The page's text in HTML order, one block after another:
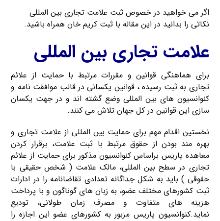
اگر می خواهید در خصوص ثبت علامت تجاری بین المللی
نکاتی را بدانید در این مقاله با ثبت کریم خان همراه باشید.
علامت تجاری بین المللی
برای هماهنگی قوانین و مقررات مرتبط با حمایت از علائم
تجاری به ثبت رسیده ، قوانین یکسانی در قالب موافقت نامه و
کنوانسیون های بین المللی وضع گشته اند و در جهت یکسان
سازی این قوانین در کل جهان تلاش می کنند.
نخستین اقدام مهم برای حمایت بین المللی از علامت تجاری و
بهره مند بودن از حقوق مرتبط با ثبت علامت، برقرار کردن
معاهده پاریس براساس کنوانسیون مذکور برای حمایت از علائم
تجاری در سطح بین المللی، مالک علامت ( شخص حقیقی با
حقوقی ) باید به شکل جداگانه تعدادی تقاضانامه را در ادارات
ثبت کشورهای مختلف عضو، به زبان های گوناگون و با پرداخت
هزینه های متفاوت و مصرف زمان طولانی، تودیع
نماید.کنوانسیون پاریس مزبور به کشورهای عضو این اجازه را